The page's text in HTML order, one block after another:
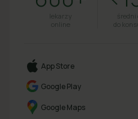
lekarzy
online
do
App Store
Google Play
Google Maps